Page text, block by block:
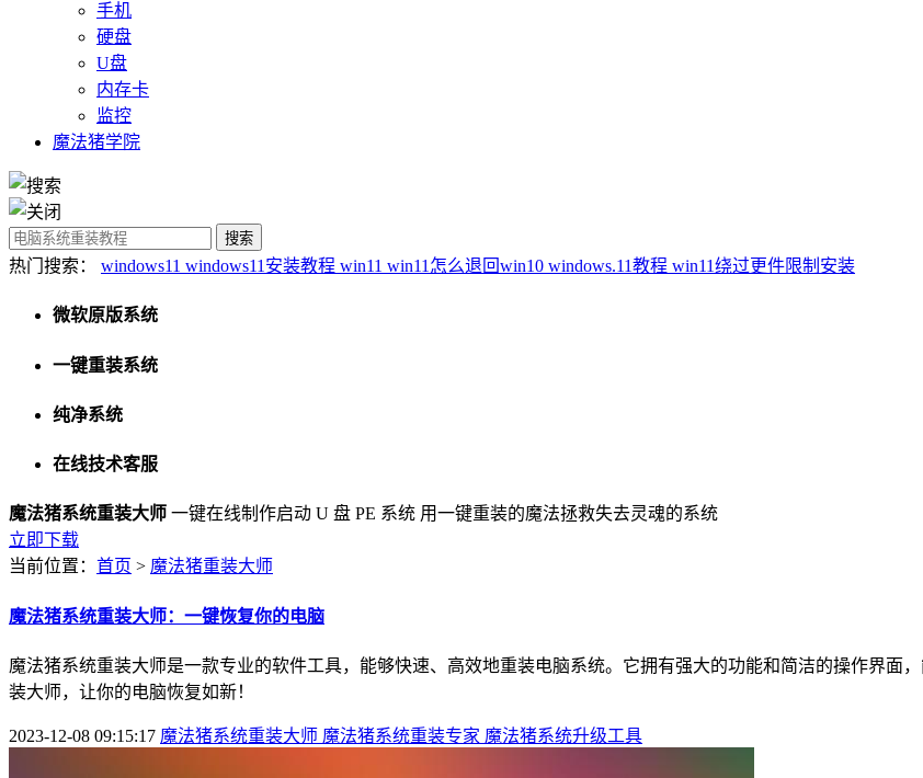
手机
硬盘
U盘
内存卡
监控
魔法猪学院
热门搜索： windows11 windows11安装教程 win11 win11怎么退回win10 windows.11教程 win11绕过更件限制安装
微软原版系统
一键重装系统
纯净系统
在线技术客服
魔法猪系统重装大师 一键在线制作启动 U 盘 PE 系统 用一键重装的魔法拯救失去灵魂的系统
立即下载
当前位置： 首页 > 魔法猪重装大师
魔法猪系统重装大师：一键恢复你的电脑
魔法猪系统重装大师是一款专业的软件工具，能够快速、高效地重装电脑系统。它拥有强大的功能和简洁的操作界面
装大师，让你的电脑恢复如新！
2023-12-08 09:15:17 魔法猪系统重装大师 魔法猪系统重装专家 魔法猪系统升级工具